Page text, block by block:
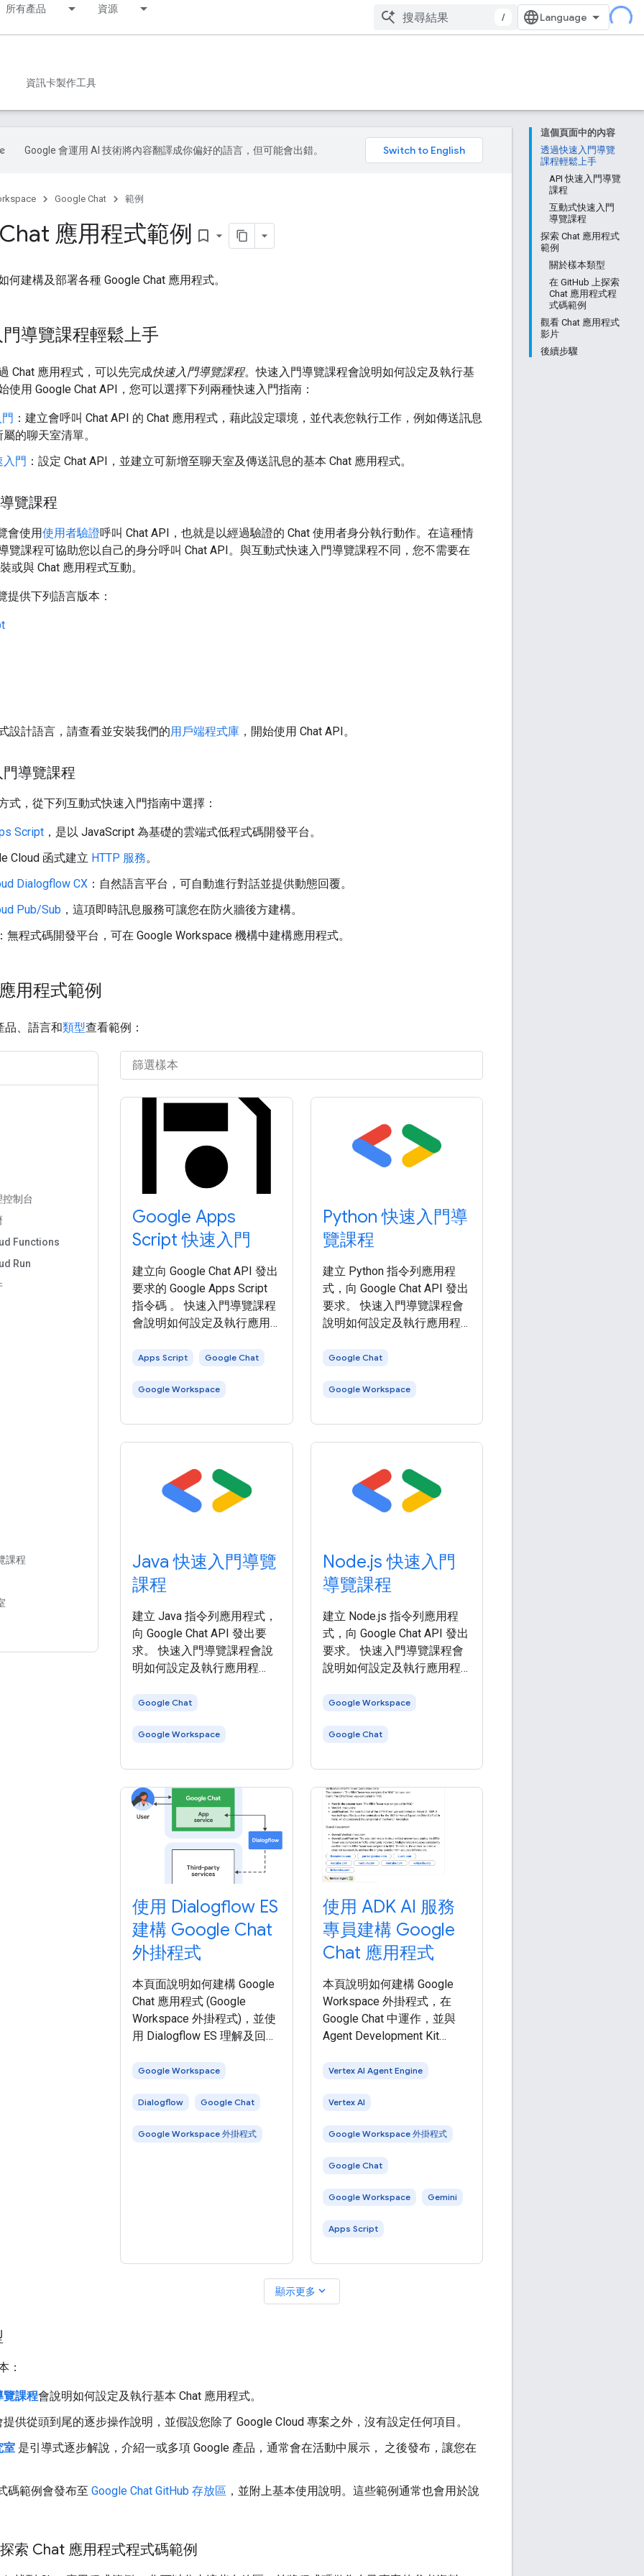
所有產品 資源
/
資訊卡製作工具
這個頁面中的內容
透過快速入門導覽
課程輕鬆上手
API 快速入門導覽
課程
互動式快速入門
導覽課程
探索 Chat 應用程式
範例
關於樣本類型
在 GitHub 上探索
Chat 應用程式程
式碼範例
觀看 Chat 應用程式
影片
後續步驟
Google 會運用 AI 技術將內容翻譯成你偏好的語言，但可能會出錯。
Google Chat 範例
應用程式範例 bookmark_border
何建構及部署各種 Google Chat 應用程式。
導覽課程輕鬆上手
Chat 應用程式，可以先完成快速入門導覽課程。快速入門導覽課程會說明如何設定及執行基
使用 Google Chat API，您可以選擇下列兩種快速入門指南：
：建立會呼叫 Chat API 的 Chat 應用程式，藉此設定環境，並代表您執行工作，例如傳送訊息
的聊天室清單。
入門 ：設定 Chat API，並建立可新增至聊天室及傳送訊息的基本 Chat 應用程式。
覽課程
會使用使用者驗證呼叫 Chat API，也就是以經過驗證的 Chat 使用者身分執行動作。在這種情
覽課程可協助您以自己的身分呼叫 Chat API。與互動式快速入門導覽課程不同，您不需要在
或與 Chat 應用程式互動。
提供下列語言版本：
設計語言，請查看並安裝我們的用戶端程式庫 ，開始使用 Chat API。
導覽課程
式，從下列互動式快速入門指南中選擇：
Script ，是以 JavaScript 為基礎的雲端式低程式碼開發平台。
Cloud 函式建立 HTTP 服務。
Dialogflow CX ：自然語言平台，可自動進行對話並提供動態回覆。
Pub/Sub ，這項即時訊息服務可讓您在防火牆後方建構。
：無程式碼開發平台，可在 Google Workspace 機構中建構應用程式。
用程式範例
品、語言和類型查看範例：
制台
Functions
Run
課程
Google Apps
Script 快速入門
建立向 Google Chat API 發出
要求的 Google Apps Script
指令碼 。 快速入門導覽課程
會說明如何設定及執行應用
Workspace API。本快速入門
方法，適用於測試環境。在
驗證和授權 ，再 選擇適合應
用程式的存取憑證 。 在
Workspace 快速入門導覽課
程會使用 進階 Google 服務
呼叫 Google Workspace
Apps Script Google Chat
Google Workspace
Python 快速入門導
覽課程
建立 Python 指令列應用程
式，向 Google Chat API 發出
要求。 快速入門導覽課程會
說明如何設定及執行應用程
Workspace API。本快速入門
方法，適用於測試環境。在
驗證和授權 ，再 選擇適合應
用程式的存取憑證 。 本快速
Workspace 建議的 API 用戶
端程式庫，處理驗證和授權
流程的部分詳細資料。 如要
Google Chat
Google Workspace
Java 快速入門導覽
課程
建立 Java 指令列應用程式，
向 Google Chat API 發出要
求。 快速入門導覽課程會說
明如何設定及執行應用程
Workspace API。本快速入門
方法，適用於測試環境。在
驗證和授權 ，再 選擇適合應
用程式的存取憑證 。 本快速
入門導覽課程會使用 Google
Workspace 建議的 API 用戶
端程式庫，處理驗證和授權
流程的部分詳細資料。 如要
完成本快速入門導覽課程，
Google Chat
Google Workspace
Node.js 快速入門
導覽課程
建立 Node.js 指令列應用程
式，向 Google Chat API 發出
要求。 快速入門導覽課程會
說明如何設定及執行應用程
Workspace API。本快速入門
方法，適用於測試環境。在
驗證和授權 ，再 選擇適合應
用程式的存取憑證 。 本快速
入門導覽課程會使用 Google
Workspace 建議的 API 用戶
端程式庫，處理驗證和授權
流程的部分詳細資料。 如要
執行本快速入門導覽課程，
Google Workspace
Google Chat
使用 Dialogflow ES
建構 Google Chat
外掛程式
本頁面說明如何建構 Google
Chat 應用程式 (Google
Workspace 外掛程式)，並使
用 Dialogflow ES 理解及回覆
Google Chat 直接整合的
Dialogflow CX Google Chat
Google Chat 應用程式。 下圖
Google Workspace
Dialogflow Google Chat
Google Workspace 外掛程式
使用 ADK AI 服務
專員建構 Google
Chat 應用程式
本頁說明如何建構 Google
Workspace 外掛程式，在
Google Chat 中運作，並與
Agent Development Kit
主機位於 Vertex AI Agent
環境、推論，並執行複雜的
標。在本教學課程中，您將
範例 ，該範例會使用 Gemini
和 Google 搜尋基礎，評論及
訊息傳送模式：
Vertex AI Agent Engine
Vertex AI
Google Workspace 外掛程式
Google Chat
Google Workspace Gemini
Apps Script
顯示更多 expand_more
：
覽課程會說明如何設定及執行基本 Chat 應用程式。
提供從頭到尾的逐步操作說明，並假設您除了 Google Cloud 專案之外，沒有設定任何項目。
室 是引導式逐步解說，介紹一或多項 Google 產品，通常會在活動中展示， 之後發布，讓您在
碼範例會發布至 Google Chat GitHub 存放區 ，並附上基本使用說明。這些範例通常也會用於說
索 Chat 應用程式程式碼範例